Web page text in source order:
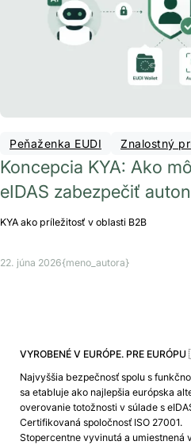
Peňaženka EUDI Znalostný
Koncepcia KYA: Ako
eIDAS zabezpečiť
KYA ako príležitosť v oblasti B2B
22. júna 2026{meno_autora}
VYROBENÉ V EURÓPE. PRE
Najvyššia bezpečnosť spolu s
sa etabluje ako najlepšia európska
overovanie totožnosti v súlade s
Certifikovaná spoločnosť ISO 27001.
Stopercentne vyvinutá a umiestnená